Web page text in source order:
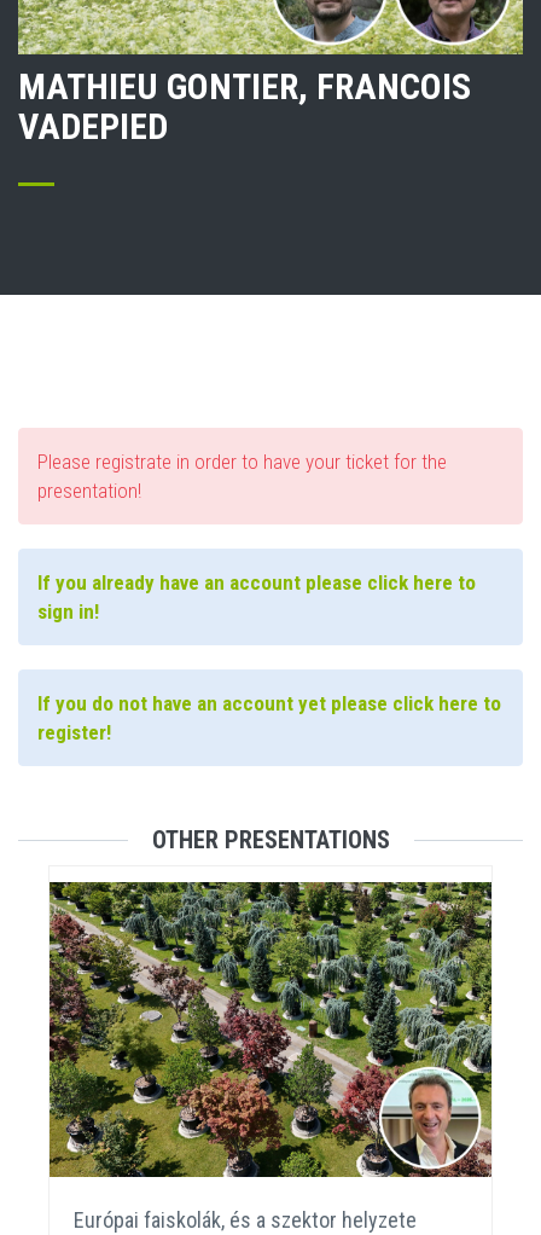
MATHIEU GONTIER, FRANCOIS
VADEPIED
Please registrate in order to have your ticket for the
presentation!
If you already have an account please click here to
sign in!
If you do not have an account yet please click here to
register!
OTHER PRESENTATIONS
Európai faiskolák, és a szektor helyzete